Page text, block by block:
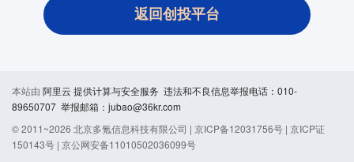
返回创投平台
本站由 阿里云 提供计算与安全服务 违法和不良信息举报电话：010-
89650707 举报邮箱：jubao@36kr.com
© 2011~2026 北京多氪信息科技有限公司 | 京ICP备12031756号 | 京ICP证
150143号 | 京公网安备11010502036099号